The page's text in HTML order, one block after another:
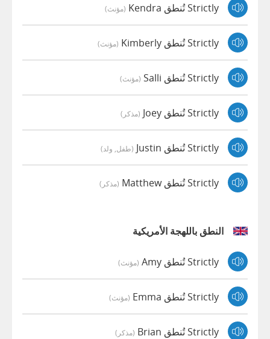
Strictly تُنطق Kendra (مؤنث)
Strictly تُنطق Kimberly (مؤنث)
Strictly تُنطق Salli (مؤنث)
Strictly تُنطق Joey (مذكر)
Strictly تُنطق Justin (طفل, ولد)
Strictly تُنطق Matthew (مذكر)
النطق باللهجة الأمريكية
Strictly تُنطق Amy (مؤنث)
Strictly تُنطق Emma (مؤنث)
Strictly تُنطق Brian (مذكر)